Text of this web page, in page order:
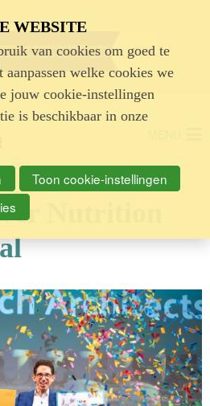
Nutrition
WEBSITE
van cookies om goed te
welke cookies we
jouw cookie-instellingen
is beschikbaar in onze
Toon cookie-instellingen